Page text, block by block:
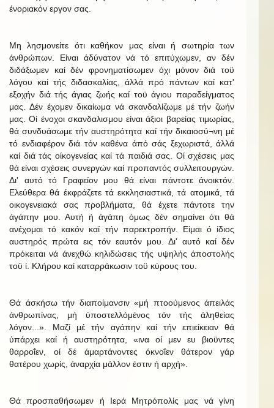
ένοριακόν εργον σας.
Μη λησμονείτε ότι καθήκον μας είναι ή σωτηρία των
άνθρώπων. Είναι άδύνατον νά τό επιτύχωμεν, αν δέν
διδάξωμεν καί δέν φρονηματίσωμεν όχι μόνον διά τοϋ
λόγου καί τής διδασκαλίας, άλλά πρό πάντων καί κατ'
εξοχήν διά τής άγιας ζωής καί τοϋ άγιου παραδείγματος
μας. Δέν έχομεν δικαίωμα νά σκανδαλίζωμε μέ τήν ζωήν
μας. Οί ένοχοι σκανδαλισμου είναι άξιοι βαρείας τιμωρίας,
θά συνδυάσωμε τήν αυστηρότητα καί τήν δικαιοσύ¬νη μέ
τό ενδιαφέρον διά τόν καθένα άπό σάς ξεχωριστά, άλλά
καί διά τάς οίκογενείας καί τά παιδιά σας. Οί σχέσεις μας
θά είναι σχέσεις συνεργών καί προπαντός συλλειτουργών.
Δι' αυτό τό Γραφείον μου θά είναι πάντοτε άνοικτόν.
Ελεύθερα θά έκφράζετε τά εκκλησιαστικά, τά ατομικά, τά
οικογενειακά σας προβλήματα, θά έχετε πάντοτε την
άγάπην μου. Αυτή ή άγάπη όμως δέν σημαίνει ότι θά
ανέχομαι τό κακόν καί τήν παρεκτροπήν. Είμαι ό ίδιος
αυστηρός πρώτα εις τόν εαυτόν μου. Δι' αυτό καί δέν
πρόκειται νά άνεχθώ κηλιδώσεις τής υψηλής άποστολής
τοϋ ί. Κλήρου καί καταρράκωσιν τοϋ κύρους του.
Θά άσκήσω τήν διαποίμανσιν «μή πτοούμενος άπειλάς
άνθρωπίνας, μή ύποστελλόμένος τόν τής άληθείας
λόγον...». Μαζί μέ τήν αγάπην καί τήν επιείκειαν θά
ύπάρχει καί ή αυστηρότητα, «ινα οί μεν ευ βιοϋντες
θαρροΐεν, οί δέ άμαρτάνοντες όκνοΐεν θάτερον γάρ
θατέρου χωρίς, άναρχία μάλλον έστιν ή αρχή».
Θά προσπαθήσωμεν ή Ιερά Μητρόπολίς μας νά γίνη